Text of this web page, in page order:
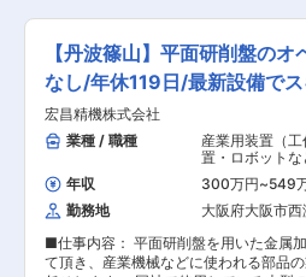
15時45分〜0時35分 ◇就業時間３ 20
時50分 ■手当について： ・交替勤務手当： 下記
就業時間２で３，５００円／回、３で４
円／回 ・食事手当 3,780円〜3,780円 ■同社の特
徴： 同社はアパレルメーカーの縫製工場
る特殊工業用ミシンを製造しています
シンは一般家庭用と異なり、高回転、
求されます。顧客に安定したミシンを供
め、QCDを柱とした生産活動に日々取
ます。主力製品の 「オーバーロックミ
は、 ニットやメリヤス、 ジャージーと
縮性のある布素材のふちかがりを速く、
いを味わえます。 ・業界知識の習得は
いません。未経験入社の先輩も活躍して
・営業エリアは、兵庫県・大阪府・京
心。 ■入社後の流れ： （1）まずは、
ほど自社工場にて簡単な組立や検品作業
商品を理解することから始めます。 （2
同行し、仕事の流れや営業のノウハウ
いただきます。 （3）既存の引き継ぎ
圏）からお任せします。 ■未経験者歓迎
知識は不要です。「営業」を一から学び
から確実に成長できる環境です。お客
ズをじっくりヒアリングし、最適な提案
げるお仕事なのでコミュニケーション
たい方におすすめです。 ■自社独自開
【丹波篠山】平面研削盤の
なし/年休119日/最新設備で
宏昌精機株式会社
業種 / 職種
産業用装置（
置・ロボットな
加工・表面処理
立・その他製造
年収 300万円~549
勤務地
大阪府大阪市
■仕事内容： 平面研削盤を用いた金属
て頂き、産業機械などに使われる部品